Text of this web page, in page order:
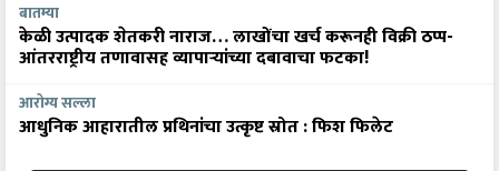
बातम्या
केळी उत्पादक शेतकरी नाराज… लाखोंचा खर्च करूनही विक्री ठप्प-
आंतरराष्ट्रीय तणावासह व्यापाऱ्यांच्या दबावाचा फटका!
आरोग्य सल्ला
आधुनिक आहारातील प्रथिनांचा उत्कृष्ट स्रोत : फिश फिलेट